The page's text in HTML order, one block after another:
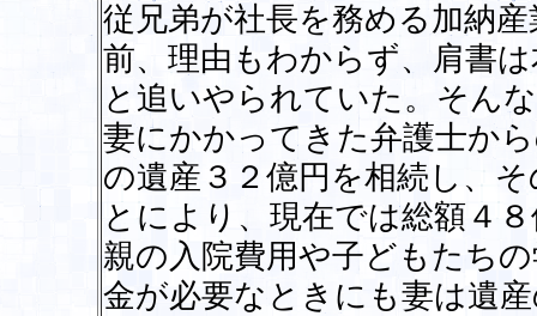
従兄弟が社長を務める加納
前、理由もわからず、肩書
と追いやられていた。そん
妻にかかってきた弁護士か
の遺産３２億円を相続し、
とにより、現在では総額４
親の入院費用や子どもたち
金が必要なときにも妻は遺